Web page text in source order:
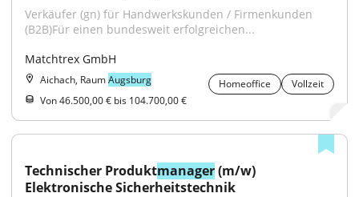
Verkäufer (gn) für Handwerkskunden / Firmenkunden
(B2B)Für einen bundesweit erfolgreichen...
Matchtrex GmbH
Aichach, RaumAugsburg Homeoffice
Vollzeit
Von 46.500,00 € bis 104.700,00 €
Technischer Produktmanager (m/w)
Elektronische Sicherheitstechnik